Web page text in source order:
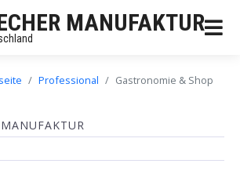
MANUFAKTUR
Professional Gastronomie & Shop